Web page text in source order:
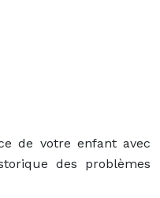
de votre enfant avec
des problèmes